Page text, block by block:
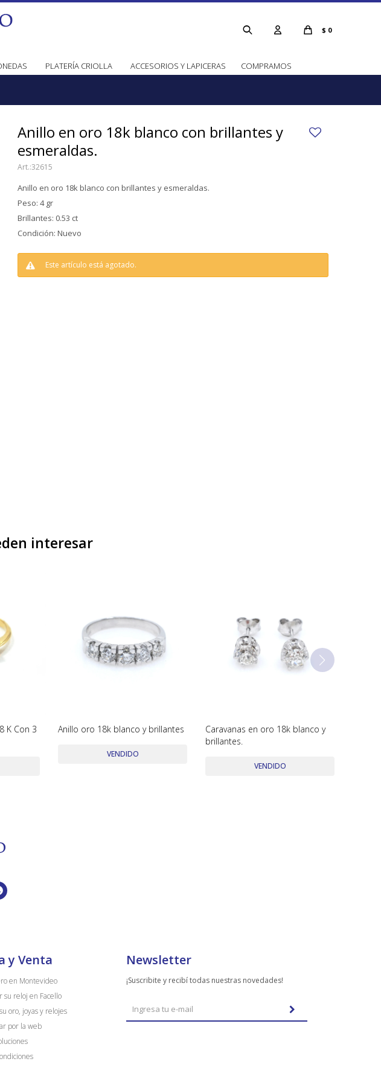
PLATERÍA CRIOLLA ACCESORIOS Y LAPICERAS COMPRAMOS
$ 0
Anillo en oro 18k blanco con brillantes y
esmeraldas.
32615
Anillo en oro 18k blanco con brillantes y esmeraldas.
Peso: 4 gr
Brillantes: 0.53 ct
Condición: Nuevo
Este artículo está agotado.
interesar
K Con 3
Anillo oro 18k blanco y brillantes
VENDIDO
Caravanas en oro 18k blanco y
brillantes.
VENDIDO
y Venta
en Montevideo
su reloj en Facello
oro, joyas y relojes
por la web
Newsletter
¡Suscribite y recibí todas nuestras novedades!